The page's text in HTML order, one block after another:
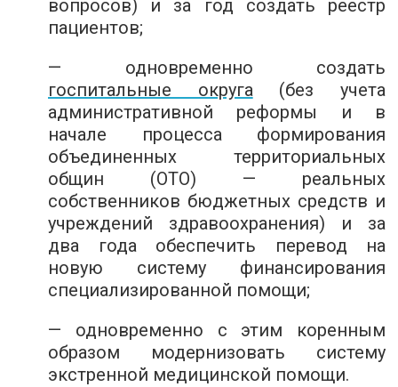
вопросов) и за год создать реестр
пациентов;
— одновременно создать
госпитальные округа(без учета
административной реформы и в
начале процесса формирования
объединенных территориальных
общин (ОТО) — реальных
собственников бюджетных средств и
учреждений здравоохранения) и за
два года обеспечить перевод на
новую систему финансирования
специализированной помощи;
— одновременно с этим коренным
образом модернизовать систему
экстренной медицинской помощи.